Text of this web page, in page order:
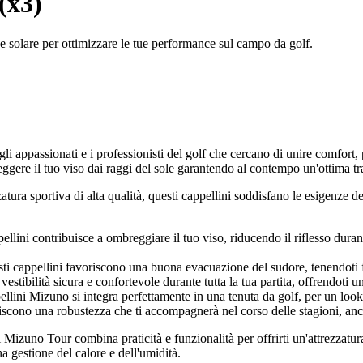
per ottimizzare le tue performance sul campo da golf.
appassionati e i professionisti del golf che cercano di unire
il tuo viso dai raggi del sole garantendo al contempo un'ottima
sportiva di alta qualità, questi cappellini soddisfano le
contribuisce a ombreggiare il tuo viso, riducendo il riflesso
cappellini favoriscono una buona evacuazione del sudore,
sicura e confortevole durante tutta la tua partita, offrendoti
Mizuno si integra perfettamente in una tenuta da golf, per un
una robustezza che ti accompagnerà nel corso delle stagioni,
Tour combina praticità e funzionalità per offrirti
gestione del calore e dell'umidità.